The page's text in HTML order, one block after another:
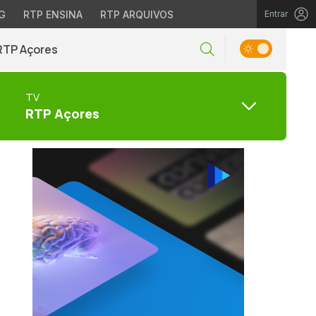
RTP ENSINA RTP ARQUIVOS Entrar
Açores
TV
RTP Açores